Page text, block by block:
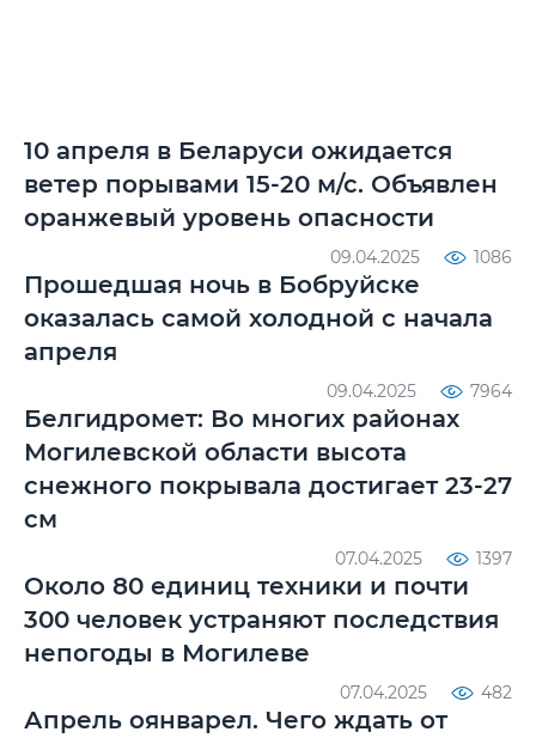
10 апреля в Беларуси ожидается
ветер порывами 15-20 м/с. Объявлен
оранжевый уровень опасности
09.04.2025 1086
Прошедшая ночь в Бобруйске
оказалась самой холодной с начала
апреля
09.04.2025 7964
Белгидромет: Во многих районах
Могилевской области высота
снежного покрывала достигает 23-27
см
07.04.2025 1397
Около 80 единиц техники и почти
300 человек устраняют последствия
непогоды в Могилеве
07.04.2025 482
Апрель оянварел. Чего ждать от